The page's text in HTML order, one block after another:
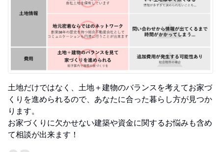
土地だけではなく、土地＋建物のバランスを考えてお家づ
くりを進められるので、あなたに合った暮らし方が見つか
ります。
お家づくりに欠かせない建築や資金に関するお悩みも含め
て相談が出来ます！